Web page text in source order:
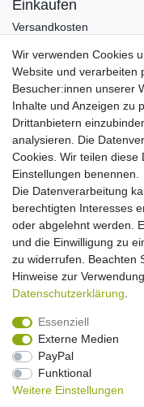
Einkaufen
Versandkosten
Hilfe
Informationen
Batterieverordnung
Über uns
Garantie Paella/Allgrill
Garantie Autohome
Newsletter
Hiermit bestätige ich, dass ich
Einwilligung kann ich
Impressum
Wir verwenden Cookies
Website und verarbeiten
Besucher:innen unserer
Inhalte und Anzeigen zu
Drittanbietern
analysieren. Die
Cookies. Wir teilen diese
Einstellungen benennen.
Die Datenverarbeitung
berechtigten Interesses
oder abgelehnt werden.
und die Einwilligung zu
zu widerrufen. Beachten
Hinweise zur
Daten­schutz­erklärung
Essenziell
Externe Medien
PayPal
Funktional
Weitere Einstellungen